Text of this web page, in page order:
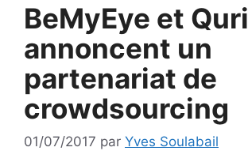
BeMyEye et Quri
annoncent un
partenariat de
crowdsourcing
01/07/2017 par Yves Soulabail